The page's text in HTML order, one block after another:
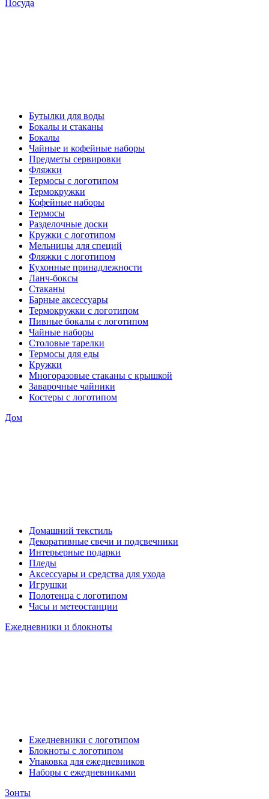
Посуда
Бутылки для воды
Бокалы и стаканы
Бокалы
Чайные и кофейные наборы
Предметы сервировки
Фляжки
Термосы с логотипом
Термокружки
Кофейные наборы
Термосы
Разделочные доски
Кружки с логотипом
Мельницы для специй
Фляжки с логотипом
Кухонные принадлежности
Ланч-боксы
Стаканы
Барные аксессуары
Термокружки с логотипом
Пивные бокалы с логотипом
Чайные наборы
Столовые тарелки
Термосы для еды
Кружки
Многоразовые стаканы с крышкой
Заварочные чайники
Костеры с логотипом
Дом
Домашний текстиль
Декоративные свечи и подсвечники
Интерьерные подарки
Пледы
Аксессуары и средства для ухода
Игрушки
Полотенца с логотипом
Часы и метеостанции
Ежедневники и блокноты
Ежедневники с логотипом
Блокноты с логотипом
Упаковка для ежедневников
Наборы с ежедневниками
Зонты